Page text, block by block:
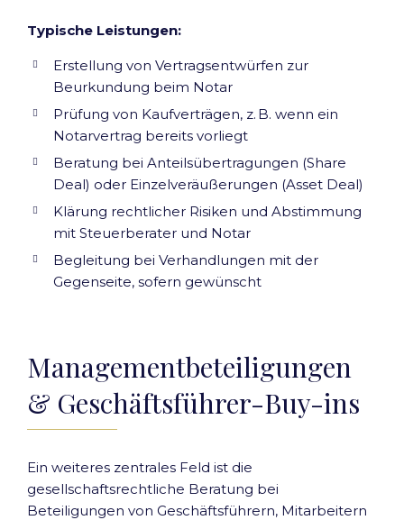
Typische Leistungen:
Erstellung von Vertragsentwürfen zur
Beurkundung beim Notar
Prüfung von Kaufverträgen, z. B. wenn ein
Notarvertrag bereits vorliegt
Beratung bei Anteilsübertragungen (Share
Deal) oder Einzelveräußerungen (Asset Deal)
Klärung rechtlicher Risiken und Abstimmung
mit Steuerberater und Notar
Begleitung bei Verhandlungen mit der
Gegenseite, sofern gewünscht
Managementbeteiligungen
& Geschäftsführer-Buy-ins
Ein weiteres zentrales Feld ist die
gesellschaftsrechtliche Beratung bei
Beteiligungen von Geschäftsführern, Mitarbeitern